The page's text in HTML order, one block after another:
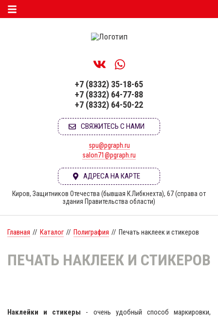
+7 (8332) 35-18-65
+7 (8332) 64-77-88
+7 (8332) 64-50-22
СВЯЖИТЕСЬ С НАМИ
spu@pgraph.ru
salon71@pgraph.ru
АДРЕСА НА КАРТЕ
Киров, Защитников Отечества (бывшая К.Либкнехта), 67 (справа от
здания Правительства области)
Главная // Каталог // Полиграфия // Печать наклеек и стикеров
ПЕЧАТЬ НАКЛЕЕК И СТИКЕРОВ
Наклейки и стикеры - очень удобный способ маркировки,